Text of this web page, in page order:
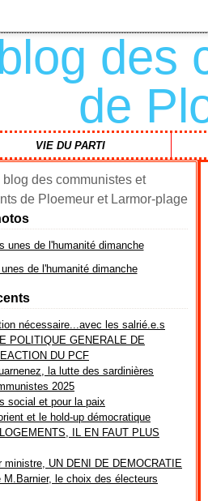
VIE DU PARTI
unes de l'humanité dimanche
nécessaire...avec les salrié.e.s
POLITIQUE GENERALE DE
DU PCF
la lutte des sardinières
2025
social et pour la paix
et le hold-up démocratique
IL EN FAUT PLUS
ministre, UN DENI DE DEMOCRATIE
M.Barnier, le choix des électeurs